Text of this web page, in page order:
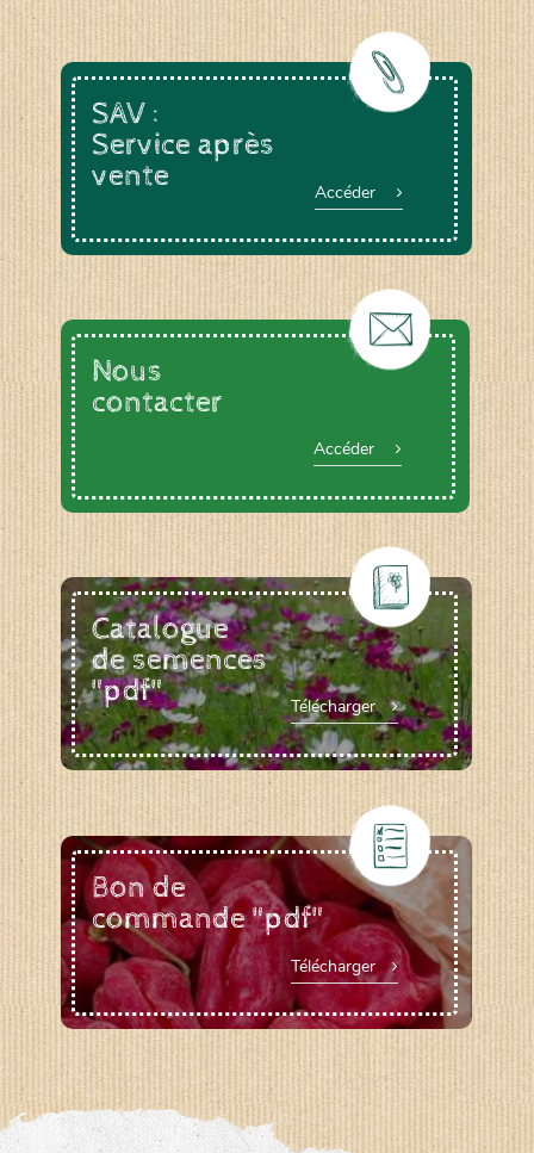
SAV :
Service après
vente
Accéder
Nous
contacter
Accéder
Catalogue
de semences
"pdf"
Télécharger
Bon de
commande "pdf"
Télécharger